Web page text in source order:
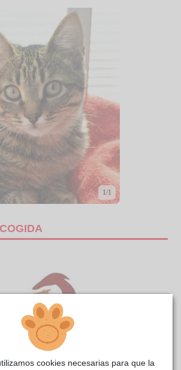
1/1
cookies necesarias para que la